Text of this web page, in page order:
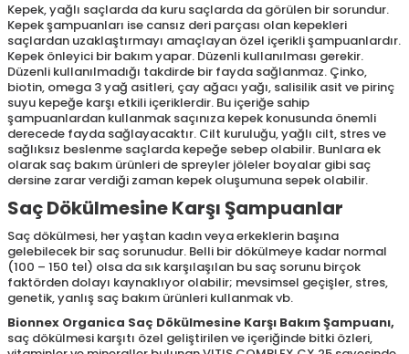
Kepek, yağlı saçlarda da kuru saçlarda da görülen bir sorundur.
Kepek şampuanları ise cansız deri parçası olan kepekleri
saçlardan uzaklaştırmayı amaçlayan özel içerikli şampuanlardır.
Kepek önleyici bir bakım yapar. Düzenli kullanılması gerekir.
Düzenli kullanılmadığı takdirde bir fayda sağlanmaz. Çinko,
biotin, omega 3 yağ asitleri, çay ağacı yağı, salisilik asit ve pirinç
suyu kepeğe karşı etkili içeriklerdir. Bu içeriğe sahip
şampuanlardan kullanmak saçınıza kepek konusunda önemli
derecede fayda sağlayacaktır. Cilt kuruluğu, yağlı cilt, stres ve
sağlıksız beslenme saçlarda kepeğe sebep olabilir. Bunlara ek
olarak saç bakım ürünleri de spreyler jöleler boyalar gibi saç
dersine zarar verdiği zaman kepek oluşumuna sepek olabilir.
Saç Dökülmesine Karşı Şampuanlar
Saç dökülmesi, her yaştan kadın veya erkeklerin başına
gelebilecek bir saç sorunudur. Belli bir dökülmeye kadar normal
(100 – 150 tel) olsa da sık karşılaşılan bu saç sorunu birçok
faktörden dolayı kaynaklıyor olabilir; mevsimsel geçişler, stres,
genetik, yanlış saç bakım ürünleri kullanmak vb.
Bionnex Organica Saç Dökülmesine Karşı Bakım Şampuanı,
saç dökülmesi karşıtı özel geliştirilen ve içeriğinde bitki özleri,